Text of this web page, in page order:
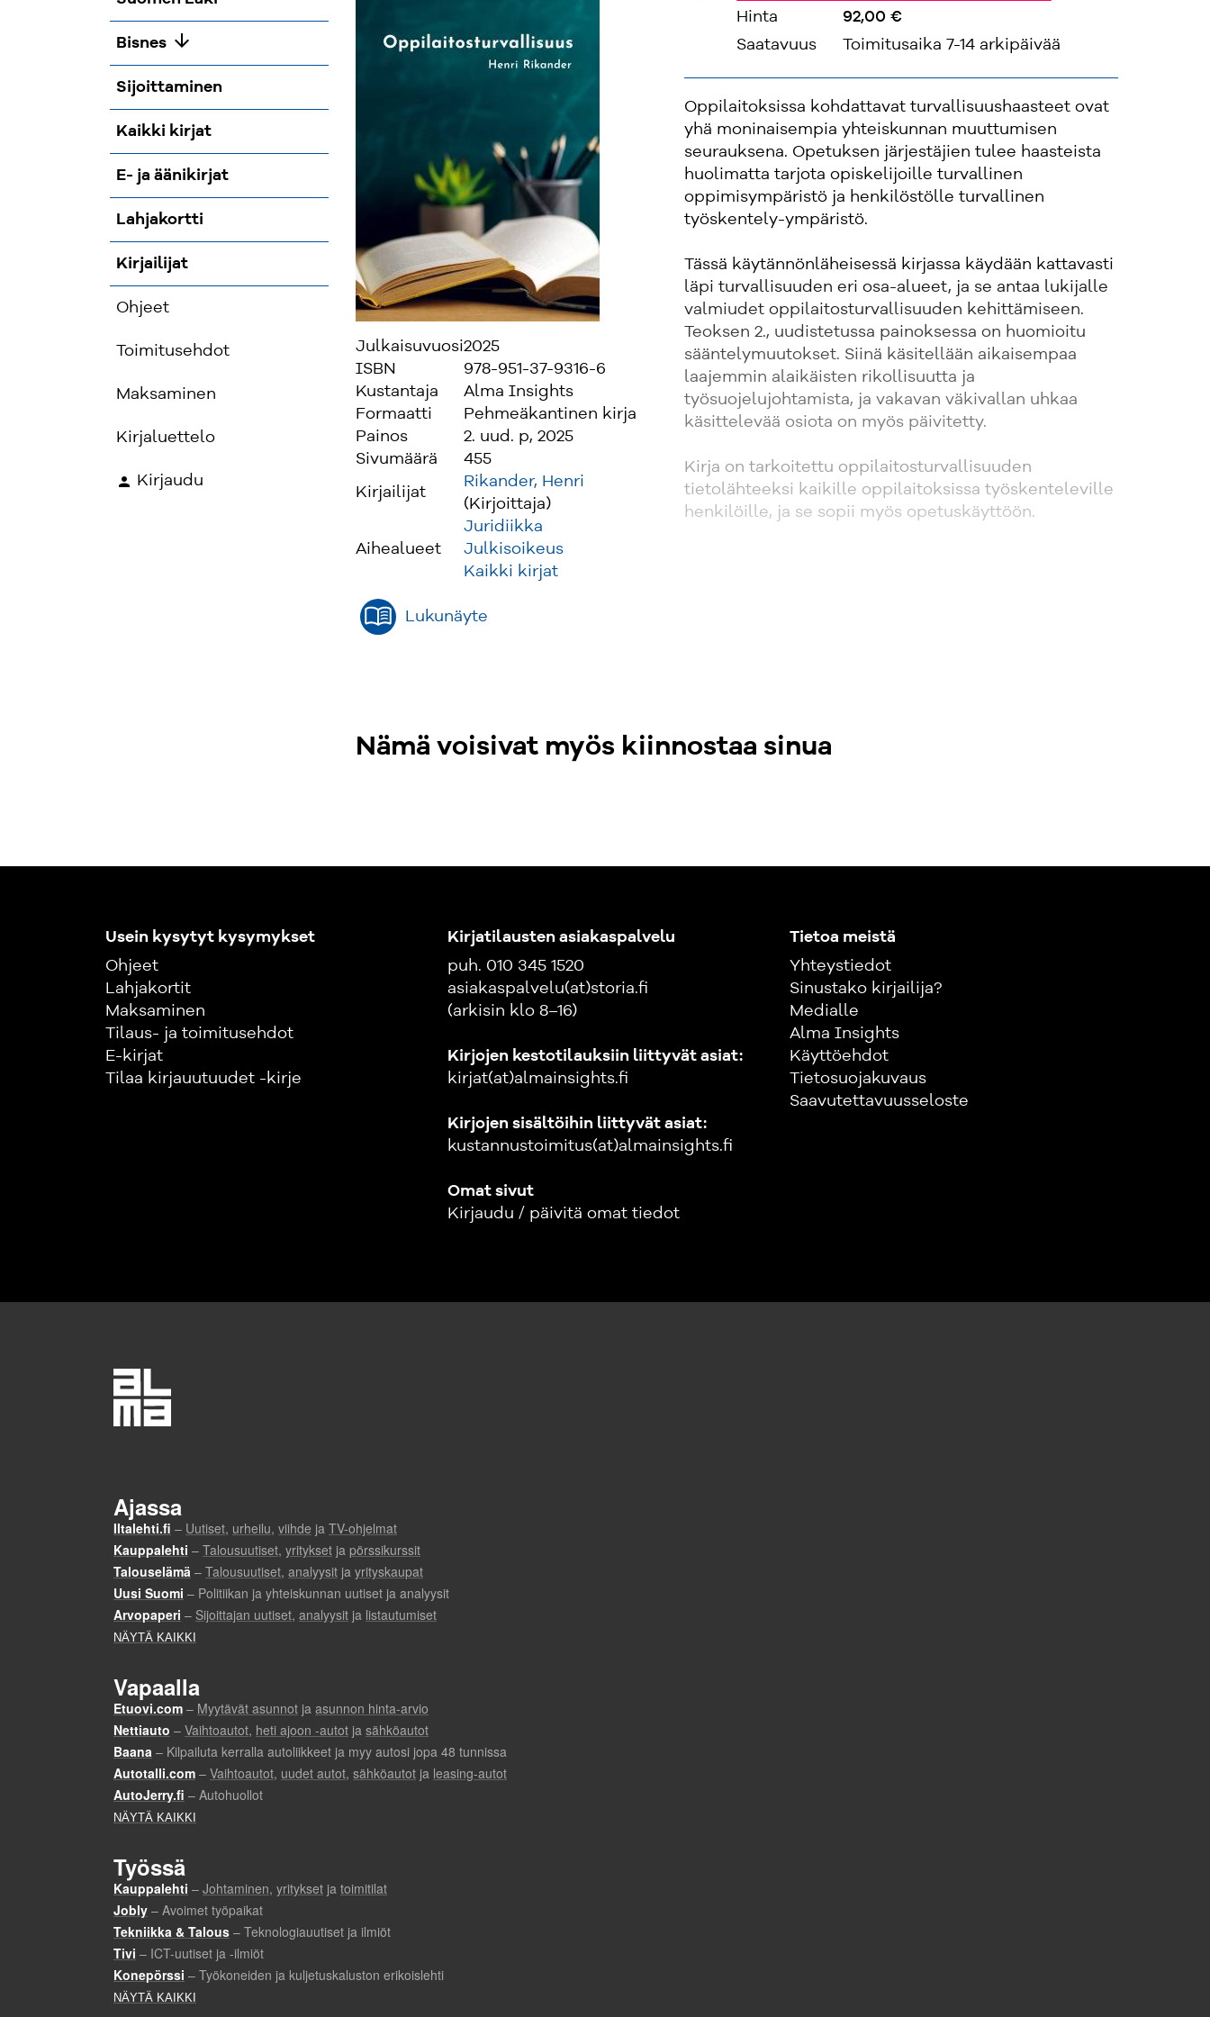
Bisnes arrow_downward
Sijoittaminen
Kaikki kirjat
E- ja äänikirjat
Lahjakortti
Kirjailijat
Ohjeet
Toimitusehdot
Maksaminen
Kirjaluettelo
Kirjaudu
Julkaisuvuosi2025
ISBN
978-951-37-9316-6
Kustantaja
Alma Insights
Formaatti
Pehmeäkantinen kirja
Painos
2. uud. p, 2025
Sivumäärä
455
Kirjailijat
Rikander, Henri
(Kirjoittaja)
Aihealueet
Juridiikka
Julkisoikeus
Kaikki kirjat
Hinta
92,00 €
Saatavuus
Toimitusaika 7-14 arkipäivää
Oppilaitoksissa kohdattavat turvallisuushaasteet ovat
yhä moninaisempia yhteiskunnan muuttumisen
seurauksena. Opetuksen järjestäjien tulee haasteista
huolimatta tarjota opiskelijoille turvallinen
oppimisympäristö ja henkilöstölle turvallinen
työskentely-ympäristö.
Tässä käytännönläheisessä kirjassa käydään kattavasti
läpi turvallisuuden eri osa-alueet, ja se antaa lukijalle
valmiudet oppilaitosturvallisuuden kehittämiseen.
Teoksen 2., uudistetussa painoksessa on huomioitu
sääntelymuutokset. Siinä käsitellään aikaisempaa
laajemmin alaikäisten rikollisuutta ja
työsuojelujohtamista, ja vakavan väkivallan uhkaa
käsittelevää osiota on myös päivitetty.
Kirja on tarkoitettu oppilaitosturvallisuuden
tietolähteeksi kaikille oppilaitoksissa työskenteleville
henkilöille, ja se sopii myös opetuskäyttöön.
Lukunäyte
Nämä voisivat myös kiinnostaa sinua
Usein kysytyt kysymykset
Ohjeet
Lahjakortit
Maksaminen
Tilaus- ja toimitusehdot
E-kirjat
Tilaa kirjauutuudet -kirje
Kirjatilausten asiakaspalvelu
puh. 010 345 1520
asiakaspalvelu(at)storia.fi
(arkisin klo 8–16)
Kirjojen kestotilauksiin liittyvät asiat:
kirjat(at)almainsights.fi
Kirjojen sisältöihin liittyvät asiat:
kustannustoimitus(at)almainsights.fi
Omat sivut
Kirjaudu / päivitä omat tiedot
Tietoa meistä
Yhteystiedot
Sinustako kirjailija?
Medialle
Alma Insights
Käyttöehdot
Tietosuojakuvaus
Saavutettavuusseloste